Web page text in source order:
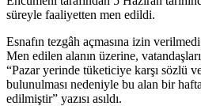
süreyle faaliyetten men edildi.
Esnafın tezgâh açmasına izin
Men edilen alanın üzerine,
“Pazar yerinde tüketiciye karşı sözlü
bulunulması nedeniyle bu alan bir
edilmiştir” yazısı asıldı.